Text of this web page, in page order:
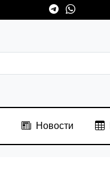
Новости